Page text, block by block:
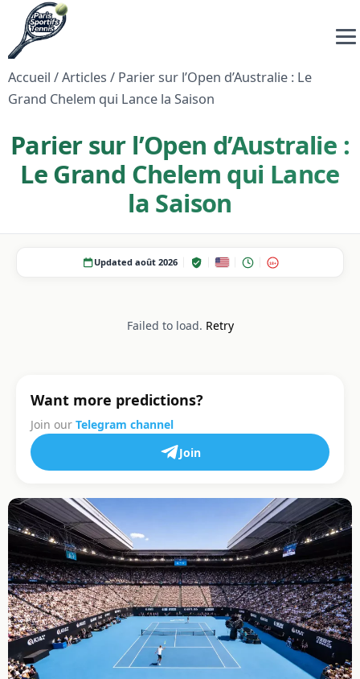
Accueil /Articles / Parier sur l’Open d’Australie : Le
Grand Chelem qui Lance la Saison
Parier sur l’Open d’Australie :
Le Grand Chelem qui Lance
la Saison
Updated août 2026 18+
Failed to load. Retry
Want more predictions?
Join our Telegram channel
Join